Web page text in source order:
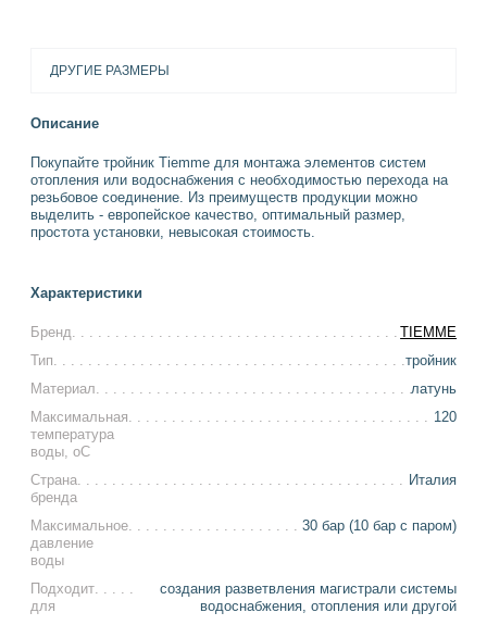
ДРУГИЕ РАЗМЕРЫ
Описание
Покупайте тройник Tiemme для монтажа элементов систем
отопления или водоснабжения с необходимостью перехода на
резьбовое соединение. Из преимуществ продукции можно
выделить - европейское качество, оптимальный размер,
простота установки, невысокая стоимость.
Характеристики
Бренд
TIEMME
Тип
тройник
Материал
латунь
Максимальная
температура
воды, оС
120
Страна
бренда
Италия
Максимальное
давление
воды
30 бар (10 бар с паром)
Подходит
для
создания разветвления магистрали системы
водоснабжения, отопления или другой